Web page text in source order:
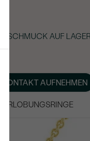
SCHMUCK AUF
KONTAKT AUFNEHMEN
VERLOBUNGSRINGE